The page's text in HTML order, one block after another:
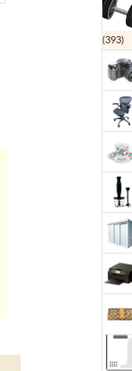
(393)